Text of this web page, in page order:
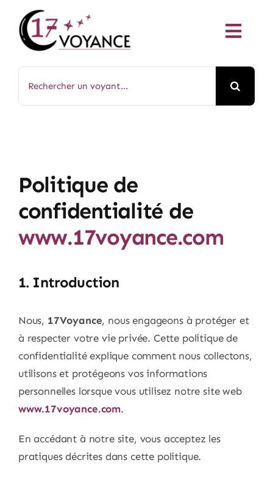
contenu
Voyance
Tarologue
Magnétiseur
Politique de
confidentialité de
www.17voyance.com
1. Introduction
Nous, 17Voyance, nous engageons à protéger et
à respecter votre vie privée. Cette politique de
confidentialité explique comment nous collectons,
utilisons et protégeons vos informations
personnelles lorsque vous utilisez notre site web
www.17voyance.com.
En accédant à notre site, vous acceptez les
pratiques décrites dans cette politique.